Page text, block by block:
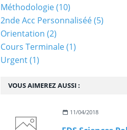
VOUS AIMEREZ AUSSI :
11/04/2018
Méthodologie(10)
2nde Acc Personnaliséé(5)
Orientation (2)
Cours Terminale(1)
Urgent(1)